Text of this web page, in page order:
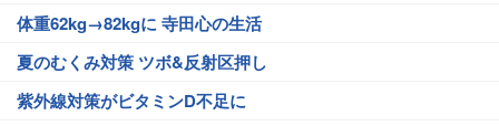
体重62kg→82kgに 寺田心の生活
夏のむくみ対策 ツボ&反射区押し
紫外線対策がビタミンD不足に